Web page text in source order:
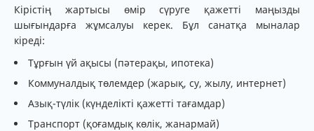
Кірістің жартысы өмір сүруге қажетті маңызды
шығындарға жұмсалуы керек. Бұл санатқа мыналар
кіреді:
Тұрғын үй ақысы (пәтерақы, ипотека)
Коммуналдық төлемдер (жарық, су, жылу, интернет)
Азық-түлік (күнделікті қажетті тағамдар)
Транспорт (қоғамдық көлік, жанармай)